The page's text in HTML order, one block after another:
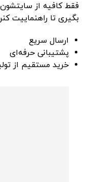
فقط کافیه از
بگیری تا راهنماییت
ارسال سریع
پشتیبانی حرفه‌ای
خرید مستقیم از